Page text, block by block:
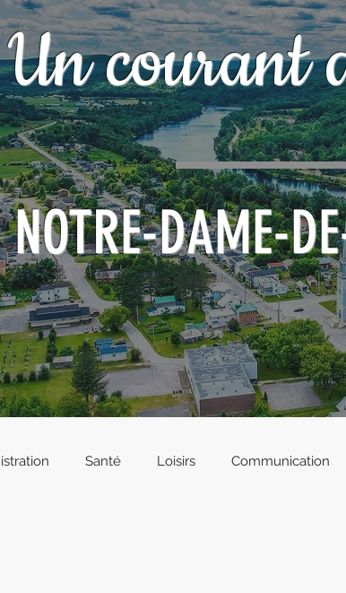
Un courant
NOTRE-DAME-
Santé Loisirs Communication